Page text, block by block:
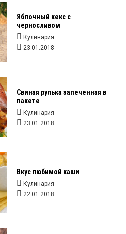
Яблочный кекс с
черносливом
Кулинария
23.01.2018
Свиная рулька запеченная в
пакете
Кулинария
23.01.2018
Вкус любимой каши
Кулинария
22.01.2018